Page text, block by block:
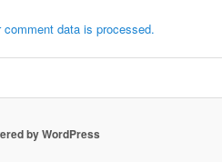
comment data is processed.
by WordPress